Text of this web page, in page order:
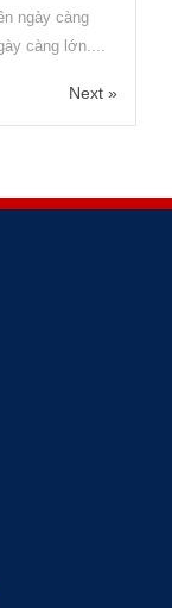
ngày càng
càng lớn....
Next »